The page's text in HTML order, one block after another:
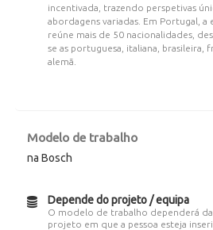
incentivada, trazendo perspetivas
abordagens variadas. Em Portugal, a
reúne mais de 50 nacionalidades,
se as portuguesa, italiana, brasileira,
alemã.
Modelo de trabalho
na Bosch
Depende do projeto / equipa
O modelo de trabalho dependerá
projeto em que a pessoa esteja